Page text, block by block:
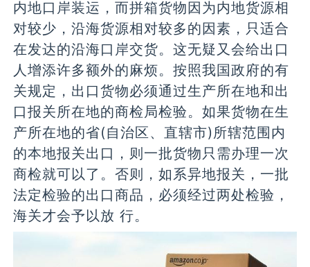
内地口岸装运，而拼箱货物因为内地货源相
对较少，沿海货源相对较多的因素，只适合
在发达的沿海口岸交货。这无疑又会给出口
人增添许多额外的麻烦。按照我国政府的有
关规定，出口货物必须通过生产所在地和出
口报关所在地的商检局检验。如果货物在生
产所在地的省(自治区、直辖市)所辖范围内
的本地报关出口，则一批货物只需办理一次
商检就可以了。否则，如系异地报关，一批
法定检验的出口商品，必须经过两处检验，
海关才会予以放 行。